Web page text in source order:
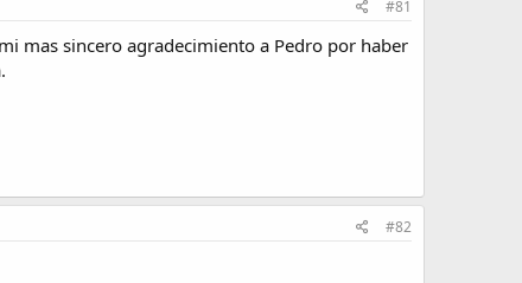
#81
mas sincero agradecimiento a Pedro por haber
#82